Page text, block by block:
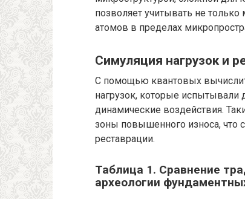
позволяет учитывать не
атомов в пределах
Симуляция нагрузок и
С помощью квантовых
нагрузок, которые испытывали
динамические воздействия.
зоны повышенного износа, что
реставрации.
Таблица 1. Сравнение
археологии